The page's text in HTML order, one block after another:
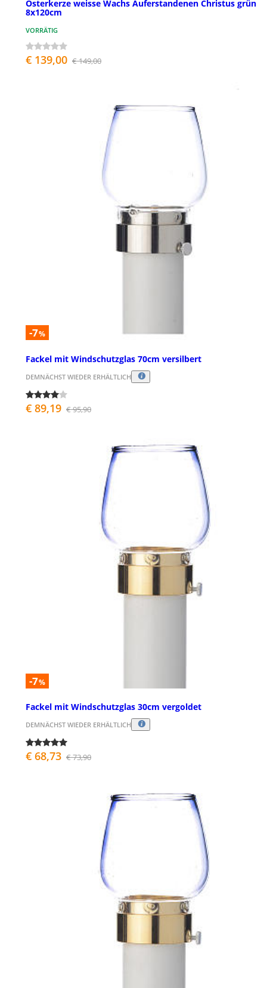
Osterkerze weisse Wachs Auferstandenen Christus grün
8x120cm
VORRÄTIG
€ 139,00 € 149,00
-7%
Fackel mit Windschutzglas 70cm versilbert
DEMNÄCHST WIEDER ERHÄLTLICH
€ 89,19 € 95,90
-7%
Fackel mit Windschutzglas 30cm vergoldet
DEMNÄCHST WIEDER ERHÄLTLICH
€ 68,73 € 73,90